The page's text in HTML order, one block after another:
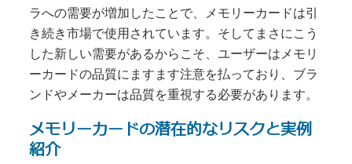
ラへの需要が増加したことで、メモリーカードは引
き続き市場で使用されています。そしてまさにこう
した新しい需要があるからこそ、ユーザーはメモリ
ーカードの品質にますます注意を払っており、ブラ
ンドやメーカーは品質を重視する必要があります。
メモリーカードの潜在的なリスクと実例
紹介